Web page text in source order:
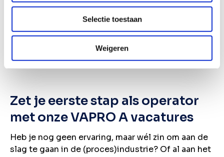
Selectie toestaan
Weigeren
Wil je de nieuwste vacatures in je mail ontvangen?
Schrijf je in voor onze vacature alert!
Vacature alert ontvangen
Zet je eerste stap als operator
met onze VAPRO A vacatures
Heb je nog geen ervaring, maar wél zin om aan de
slag te gaan in de (proces)industrie? Of al aan het